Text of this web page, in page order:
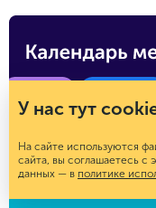
У нас тут
На сайте используются
сайта, вы соглашаетесь
данных — в политике